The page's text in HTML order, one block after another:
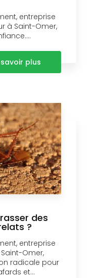
entreprise
à Saint-Omer,
savoir plus
des
?
entreprise
Omer,
radicale pour
et...